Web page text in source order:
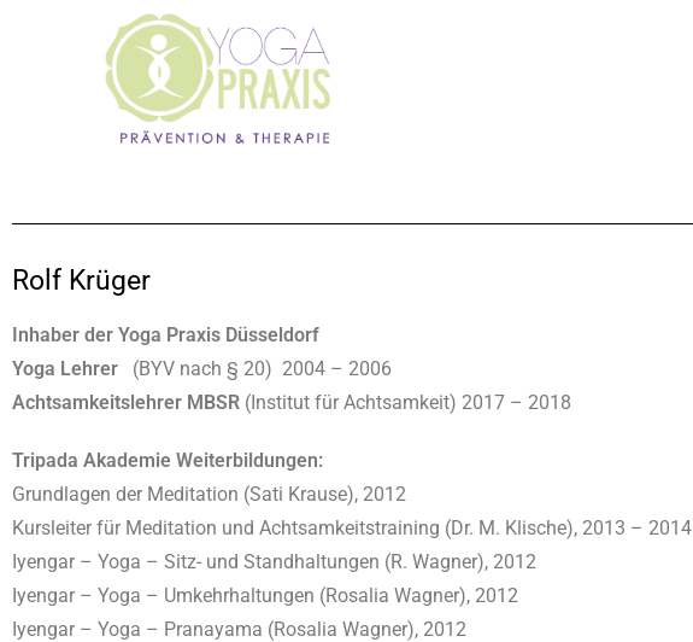
Rolf Krüger
Inhaber der Yoga Praxis Düsseldorf
Yoga Lehrer (BYV nach § 20) 2004 – 2006
Achtsamkeitslehrer MBSR (Institut für Achtsamkeit) 2017 – 2018
Tripada Akademie Weiterbildungen:
Grundlagen der Meditation (Sati Krause), 2012
Kursleiter für Meditation und Achtsamkeitstraining (Dr. M. Klische), 2013 – 2014
Iyengar – Yoga – Sitz- und Standhaltungen (R. Wagner), 2012
Iyengar – Yoga – Umkehrhaltungen (Rosalia Wagner), 2012
Iyengar – Yoga – Pranayama (Rosalia Wagner), 2012